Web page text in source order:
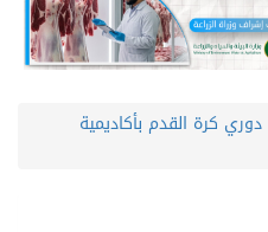
كرة القدم بأكاديمية